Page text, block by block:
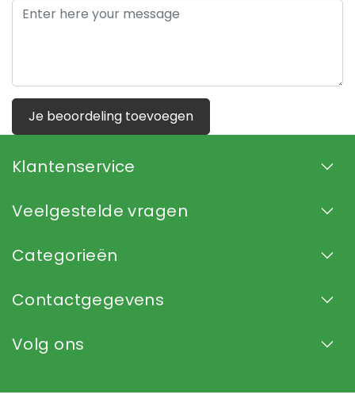
Je beoordeling toevoegen
Klantenservice
Veelgestelde vragen
Categorieën
Contactgegevens
Volg ons